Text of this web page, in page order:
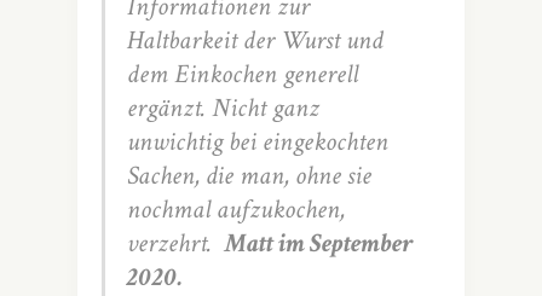
Haltbarkeit der Wurst und
dem Einkochen generell
ergänzt. Nicht ganz
unwichtig bei eingekochten
Sachen, die man, ohne sie
nochmal aufzukochen,
verzehrt. Matt im September
2020.